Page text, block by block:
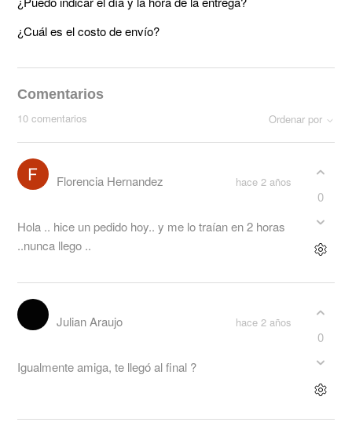
¿Cuál es el costo de envío?
Comentarios
10 comentarios Ordenar por
Florencia Hernandez hace 2 años
Hola .. hice un pedido hoy.. y me lo traían en 2 horas
..nunca llego ..
0
Julian Araujo hace 2 años
Igualmente amiga, te llegó al final ?
0